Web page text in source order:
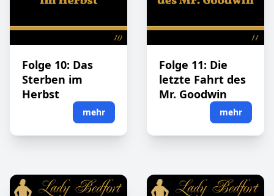
Folge 10: Das
Sterben im
Herbst
mehr
Folge 11: Die
letzte Fahrt des
Mr. Goodwin
mehr